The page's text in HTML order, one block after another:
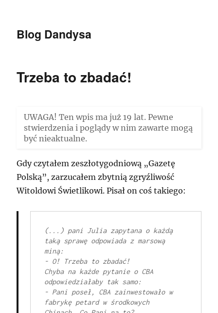
Blog Dandysa
Trzeba to zbadać!
UWAGA! Ten wpis ma już 19 lat. Pewne
stwierdzenia i poglądy w nim zawarte mogą
być nieaktualne.
Gdy czytałem zeszłotygodniową „Gazetę
Polską”, zarzucałem zbytnią zgryźliwość
Witoldowi Świetlikowi. Pisał on coś takiego:
(...) pani Julia zapytana o każdą
taką sprawę odpowiada z marsową
miną:
- O! Trzeba to zbadać!
Chyba na każde pytanie o CBA
odpowiedziałaby tak samo:
- Pani poseł, CBA zainwestowało w
fabrykę petard w środkowych